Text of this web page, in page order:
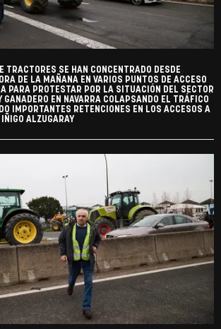
TRACTORES SE HAN CONCENTRADO DESDE
DE LA MAÑANA EN VARIOS PUNTOS DE ACCESO
PARA PROTESTAR POR LA SITUACIÓN DEL SECTOR
GANADERO EN NAVARRA COLAPSANDO EL TRÁFICO
IMPORTANTES RETENCIONES EN LOS ACCESOS A
ALZUGARAY